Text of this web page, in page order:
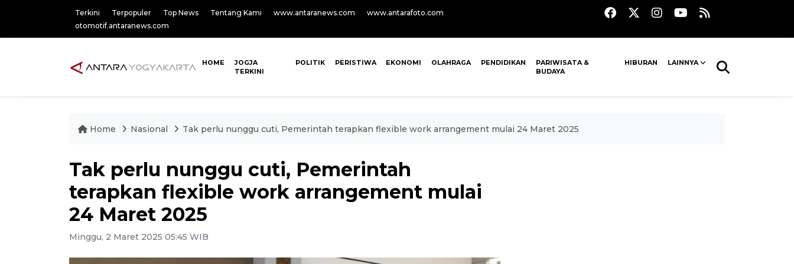
Terkini Terpopuler Top News Tentang Kami www.antaranews.com
www.antarafoto.com
otomotif.antaranews.com
HOME
JOGJA
TERKINI
POLITIK PERISTIWA EKONOMI OLAHRAGA PENDIDIKAN
PARIWISATA &
BUDAYA
HIBURAN LAINNYA
Home Nasional Tak perlu nunggu cuti, Pemerintah terapkan flexible work arrangement mulai 24 Maret 2025
Tak perlu nunggu cuti, Pemerintah
terapkan flexible work arrangement mulai
24 Maret 2025
Minggu, 2 Maret 2025 05:45 WIB